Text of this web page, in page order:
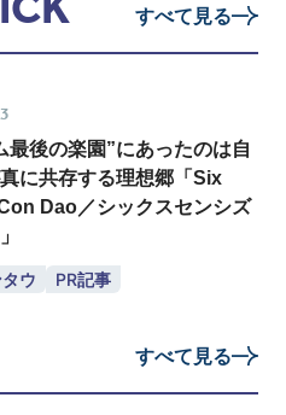
すべて見る
最後の楽園”にあったのは自
に共存する理想郷「Six
Dao／シックスセンシズ
ウ PR記事
すべて見る